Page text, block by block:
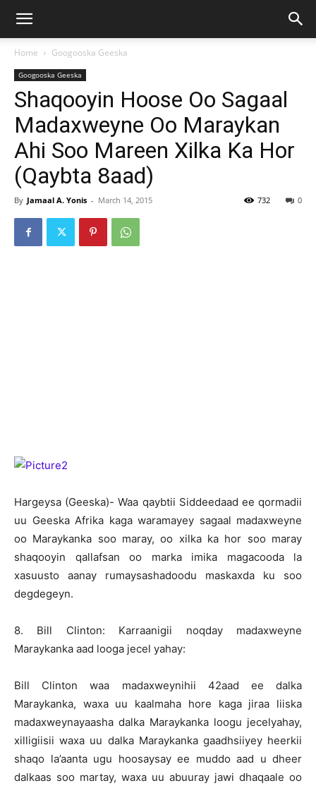
Home Googooska Geeska
Googooska Geeska
Shaqooyin Hoose Oo Sagaal
Madaxweyne Oo Maraykan
Ahi Soo Mareen Xilka Ka Hor
(Qaybta 8aad)
By Jamaal A. Yonis - March 14, 2015 0
732
Hargeysa (Geeska)- Waa qaybtii Siddeedaad ee qormadii
uu Geeska Afrika kaga waramayey sagaal madaxweyne
oo Maraykanka soo maray, oo xilka ka hor soo maray
shaqooyin qallafsan oo marka imika magacooda la
xasuusto aanay rumaysashadoodu maskaxda ku soo
degdegeyn.
8. Bill Clinton: Karraanigii noqday madaxweyne
Maraykanka aad looga jecel yahay:
Bill Clinton waa madaxweynihii 42aad ee dalka
Maraykanka, waxa uu kaalmaha hore kaga jiraa liiska
madaxweynayaasha dalka Maraykanka loogu jecelyahay,
xilligiisii waxa uu dalka Maraykanka gaadhsiiyey heerkii
shaqo la’aanta ugu hoosaysay ee muddo aad u dheer
dalkaas soo martay, waxa uu abuuray jawi dhaqaale oo